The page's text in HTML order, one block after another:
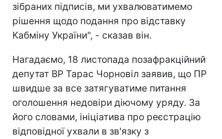
зібраних підписів, ми ухвалюватимемо
рішення щодо подання про відставку
Кабміну України", - сказав він.
Нагадаємо, 18 листопада позафракційний
депутат ВР Тарас Чорновіл заявив, що ПР
швидше за все затягуватиме питання
оголошення недовіри діючому уряду. За
його словами, ініціатива про реєстрацію
відповідної ухвали в зв'язку з